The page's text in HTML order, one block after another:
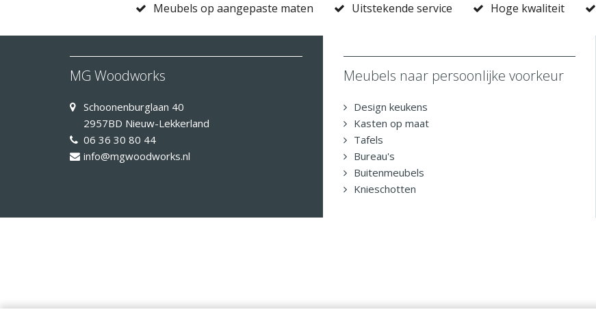
Meubels op aangepaste maten Uitstekende service Hoge kwaliteit
MG Woodworks
Schoonenburglaan 40
2957BD Nieuw-Lekkerland
06 36 30 80 44
info@mgwoodworks.nl
Meubels naar persoonlijke voorkeur
Design keukens
Kasten op maat
Tafels
Bureau's
Buitenmeubels
Knieschotten